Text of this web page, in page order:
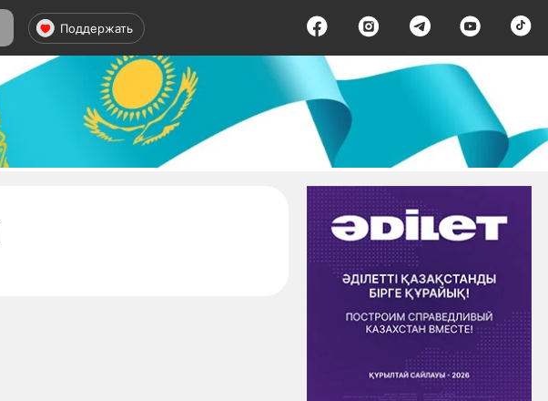
Поддержать